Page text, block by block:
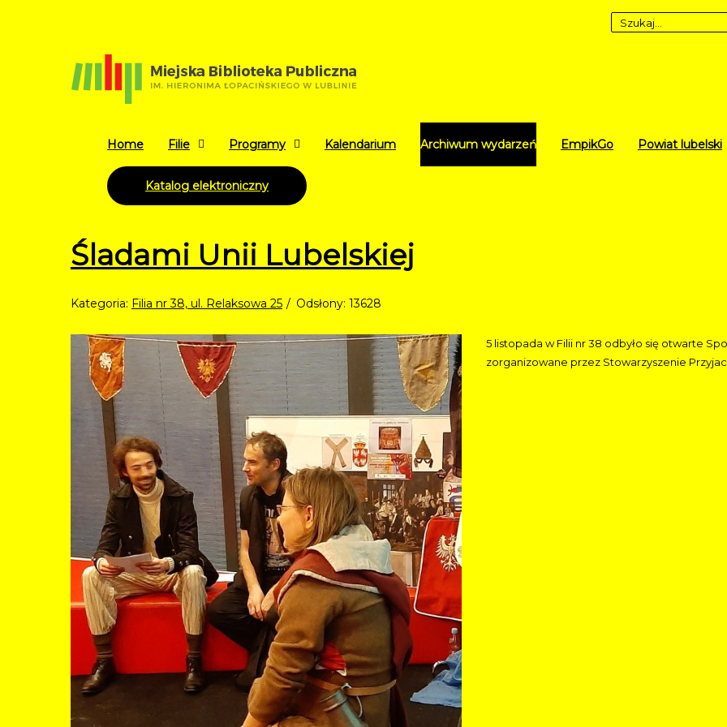
Home Filie Programy Kalendarium Archiwum wydarzeń EmpikGo Powiat lubelski
Katalog elektroniczny
Śladami Unii Lubelskiej
Kategoria: Filia nr 38, ul. Relaksowa 25 Odsłony: 13628
5 listopada w Filii nr 38 odbyło się otwarte
zorganizowane przez Stowarzyszenie